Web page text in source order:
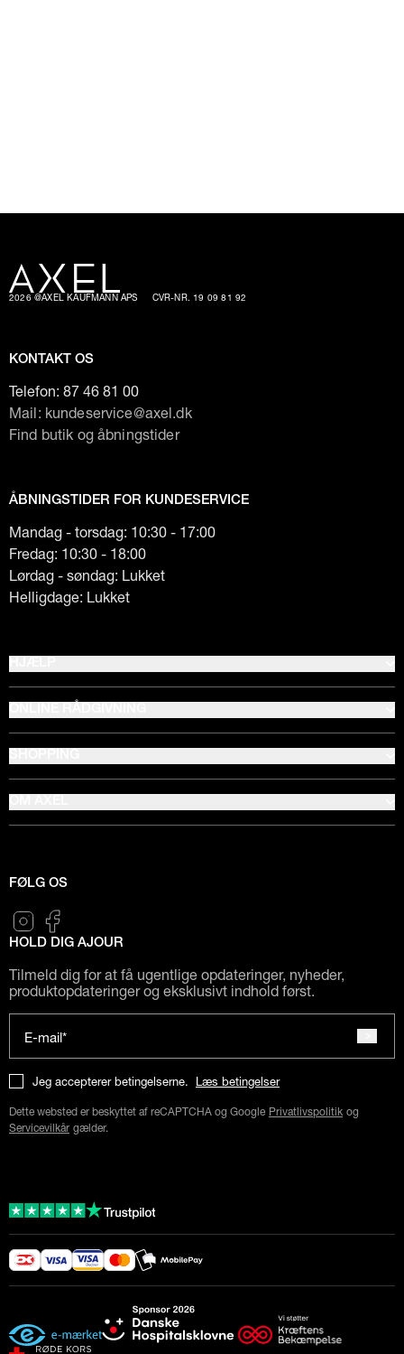
2026 @AXEL KAUFMANN APS CVR-NR. 19 09 81 92
KONTAKT OS
Telefon: 87 46 81 00
Mail: kundeservice@axel.dk
Find butik og åbningstider
ÅBNINGSTIDER FOR KUNDESERVICE
Mandag - torsdag: 10:30 - 17:00
Fredag: 10:30 - 18:00
Lørdag - søndag: Lukket
Helligdage: Lukket
FØLG OS
HOLD DIG AJOUR
Tilmeld dig for at få ugentlige opdateringer, nyheder,
produktopdateringer og eksklusivt indhold først.
E-mail*
Jeg accepterer betingelserne. Læs betingelser
Dette websted er beskyttet af reCAPTCHA og Google Privatlivspolitik og
Servicevilkår gælder.